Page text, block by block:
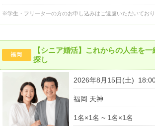
※学生・フリーターの方のお申し込みはご遠慮いただいており
福岡
【シニア婚活】これからの人生を
探し
2026年8月15日(土)
福岡 天神
1名×1名 ~ 1名×1名